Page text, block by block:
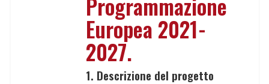
Europea 2021-
2027.
1. Descrizione del progetto